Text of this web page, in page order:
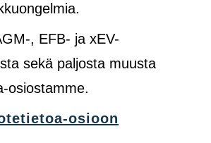
, EFB- ja xEV-
sekä paljosta muusta
osiostamme.
osioon